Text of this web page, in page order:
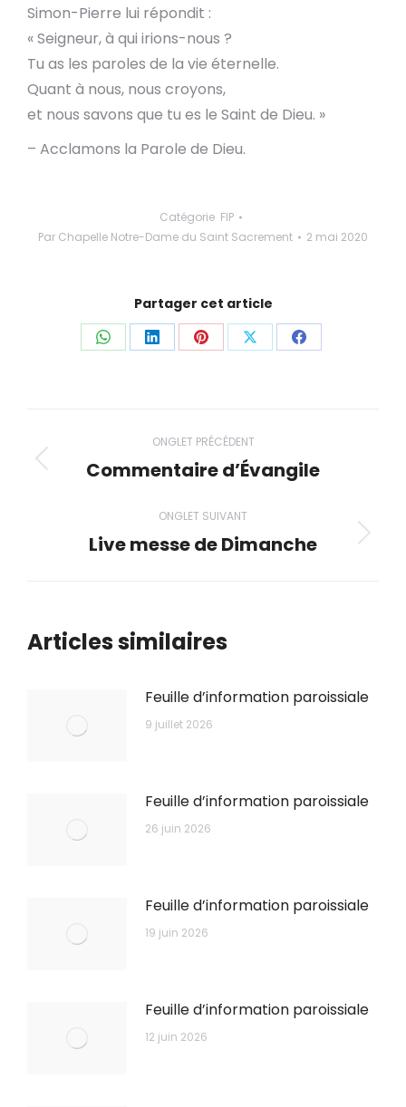
Simon-Pierre lui répondit :
« Seigneur, à qui irions-nous ?
Tu as les paroles de la vie éternelle.
Quant à nous, nous croyons,
et nous savons que tu es le Saint de Dieu. »
– Acclamons la Parole de Dieu.
Catégorie FIP
Par Chapelle Notre-Dame du Saint Sacrement 2 mai 2020
Partager cet article
PartagerPartagerPartagerPartagerPartager
Navigation
de
commentaire
ONGLET PRÉCÉDENT
Onglet
Commentaire d’Évangile
ONGLET SUIVANT
Onglet
Live messe de Dimanche
Articles similaires
Feuille d’information paroissiale
9 juillet 2026
Feuille d’information paroissiale
26 juin 2026
Feuille d’information paroissiale
19 juin 2026
Feuille d’information paroissiale
12 juin 2026